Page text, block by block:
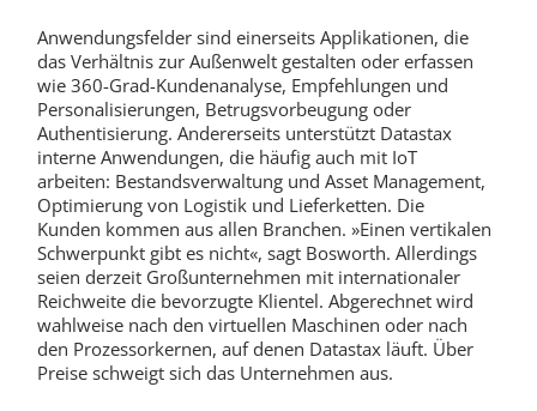
Anwendungsfelder sind einerseits Applikationen, die
das Verhältnis zur Außenwelt gestalten oder erfassen
wie 360-Grad-Kundenanalyse, Empfehlungen und
Personalisierungen, Betrugsvorbeugung oder
Authentisierung. Andererseits unterstützt Datastax
interne Anwendungen, die häufig auch mit IoT
arbeiten: Bestandsverwaltung und Asset Management,
Optimierung von Logistik und Lieferketten. Die
Kunden kommen aus allen Branchen. »Einen vertikalen
Schwerpunkt gibt es nicht«, sagt Bosworth. Allerdings
seien derzeit Großunternehmen mit internationaler
Reichweite die bevorzugte Klientel. Abgerechnet wird
wahlweise nach den virtuellen Maschinen oder nach
den Prozessorkernen, auf denen Datastax läuft. Über
Preise schweigt sich das Unternehmen aus.